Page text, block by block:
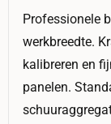
Professionele
werkbreedte.
kalibreren en
panelen.